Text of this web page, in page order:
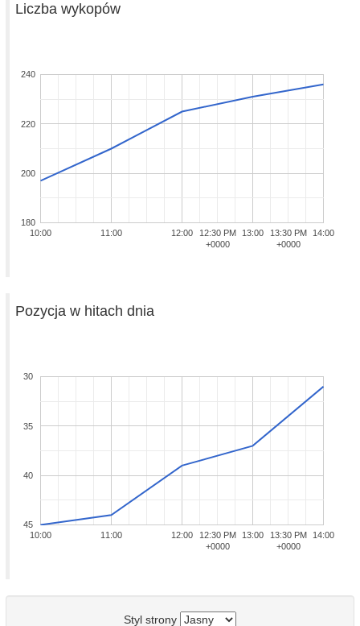
Liczba wykopów
10:00 11:00 12:00 13:00 14:00
12:30 PM
+0000
13:30 PM
+0000
180
200
220
240
Pozycja w hitach dnia
10:00 11:00 12:00 13:00 14:00
12:30 PM
+0000
13:30 PM
+0000
30
35
40
45
Styl strony